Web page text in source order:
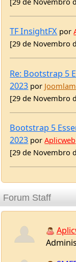
[29 de Novembro
Re: Bootstrap 5
2023por
[29 de Novembro
Bootstrap 5
2023porAplicweb
[29 de Novembro
Calendar